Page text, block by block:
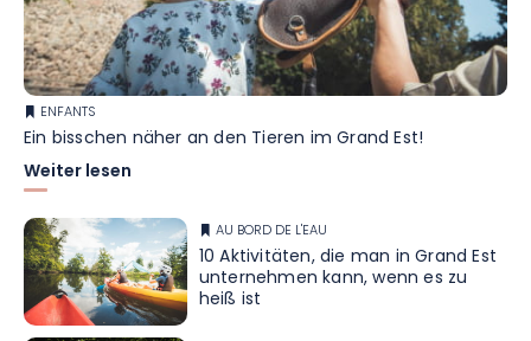
ENFANTS
Ein bisschen näher an den Tieren im Grand Est!
Weiter lesen
AU BORD DE L'EAU
10 Aktivitäten, die man in Grand Est
unternehmen kann, wenn es zu
heiß ist